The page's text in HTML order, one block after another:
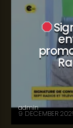
admin
9 DECEMBER